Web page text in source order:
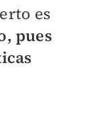
es
pues